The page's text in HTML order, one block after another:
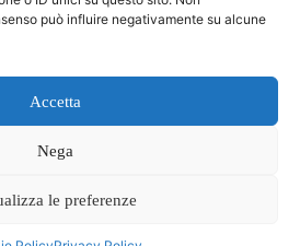
può influire negativamente su alcune
Accetta
Nega
le preferenze